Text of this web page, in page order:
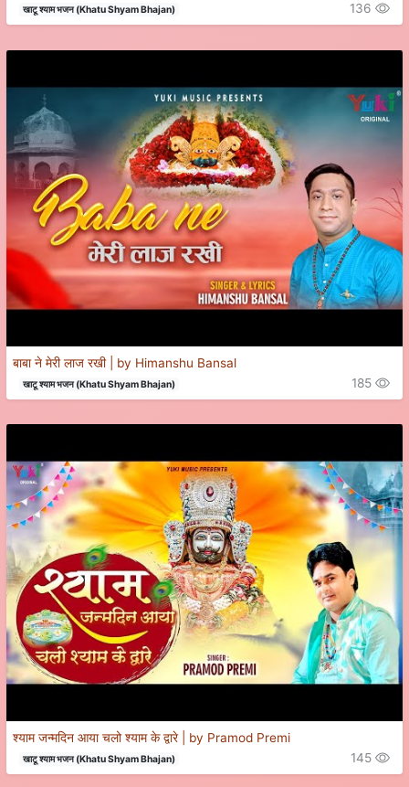
खाटू श्याम भजन (Khatu Shyam Bhajan) 136
बाबा ने मेरी लाज रखी | by Himanshu Bansal
खाटू श्याम भजन (Khatu Shyam Bhajan) 185
श्याम जन्मदिन आया चलो श्याम के द्वारे | by Pramod Premi
खाटू श्याम भजन (Khatu Shyam Bhajan) 145